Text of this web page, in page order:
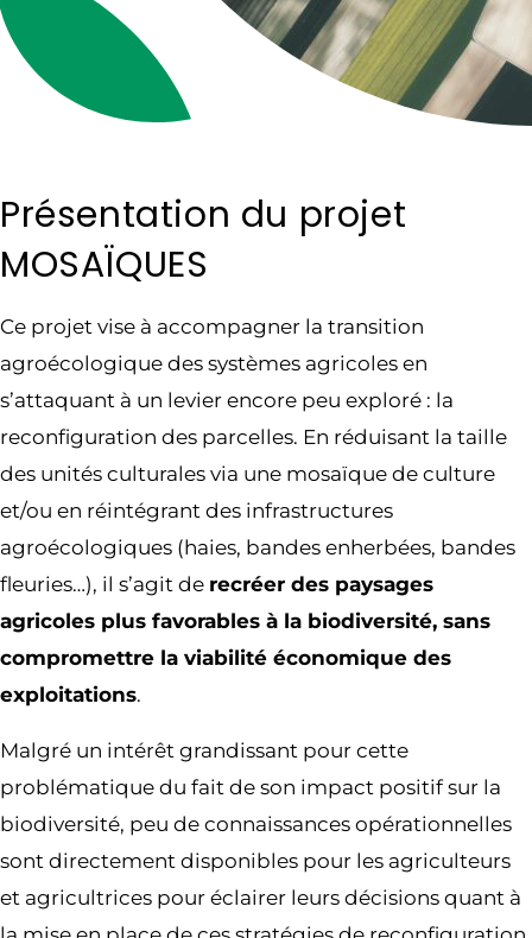
Présentation du projet
MOSAÏQUES
Ce projet vise à accompagner la transition
agroécologique des systèmes agricoles en
s’attaquant à un levier encore peu exploré : la
reconfiguration des parcelles. En réduisant la taille
des unités culturales via une mosaïque de culture
et/ou en réintégrant des infrastructures
agroécologiques (haies, bandes enherbées, bandes
fleuries…), il s’agit de recréer des paysages
agricoles plus favorables à la biodiversité, sans
compromettre la viabilité économique des
exploitations.
Malgré un intérêt grandissant pour cette
problématique du fait de son impact positif sur la
biodiversité, peu de connaissances opérationnelles
sont directement disponibles pour les agriculteurs
et agricultrices pour éclairer leurs décisions quant à